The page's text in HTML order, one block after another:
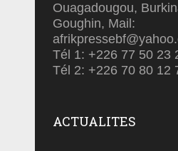
Ouagadougou,
Goughin, Mail:
Tél 1: +226 77 50 23
Tél 2: +226 70 80 12
ACTUALITES